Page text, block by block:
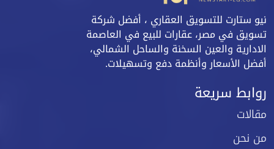
نيو ستارت للتسويق العقاري ، أفضل شركة
تسويق في مصر، عقارات للبيع في العاصمة
الادارية والعين السخنة والساحل الشمالي،
أفضل الأسعار وأنظمة دفع وتسهيلات.
روابط سريعة
مقالات
من نحن